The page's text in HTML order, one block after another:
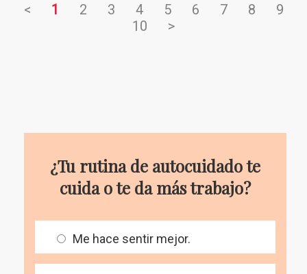
< 1 2 3 4 5 6 7 8
9
10
>
¿Tu rutina de autocuidado te
cuida o te da más trabajo?
Me hace sentir mejor.